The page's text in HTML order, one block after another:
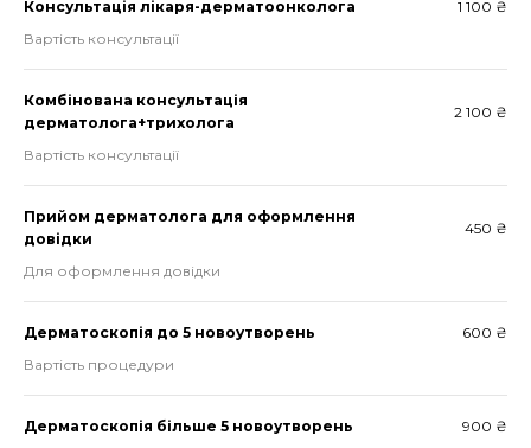
Консультація лікаря-дерматоонколога
1 100 ₴
Вартість консультації
Комбінована консультація
дерматолога+трихолога
2 100 ₴
Вартість консультації
Прийом дерматолога для оформлення
довідки
450 ₴
Для оформлення довідки
Дерматоскопія до 5 новоутворень
600 ₴
Вартість процедури
Дерматоскопія більше 5 новоутворень
900 ₴